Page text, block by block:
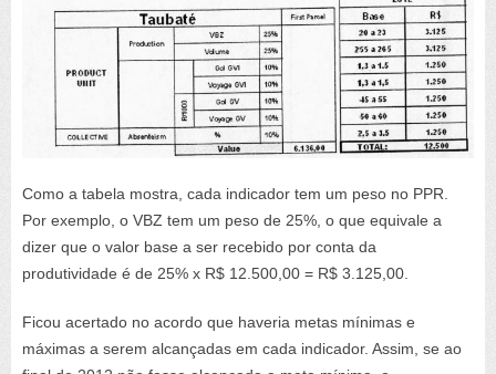
Como a tabela mostra, cada indicador tem um peso no PPR.
Por exemplo, o VBZ tem um peso de 25%, o que equivale a
dizer que o valor base a ser recebido por conta da
produtividade é de 25% x R$ 12.500,00 = R$ 3.125,00.
Ficou acertado no acordo que haveria metas mínimas e
máximas a serem alcançadas em cada indicador. Assim, se ao